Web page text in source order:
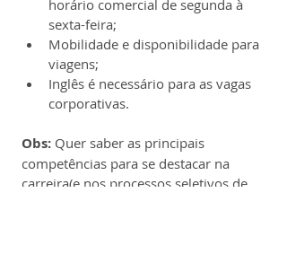
horário comercial de segunda à
sexta-feira;
Mobilidade e disponibilidade para
viagens;
Inglês é necessário para as vagas
corporativas.
Obs: Quer saber as principais
competências para se destacar na
carreira(e nos processos seletivos de